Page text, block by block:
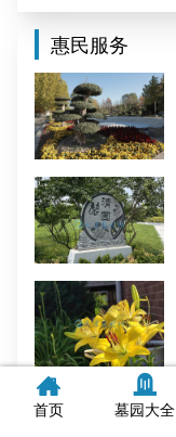
惠民服务
首页 墓园大全